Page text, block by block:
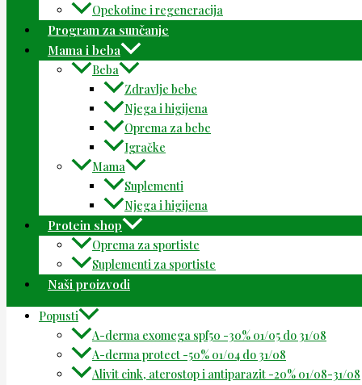
Opekotine i regeneracija
Program za sunčanje
Mama i beba
Beba
Zdravlje bebe
Njega i higijena
Oprema za bebe
Igračke
Mama
Suplementi
Njega i higijena
Protein shop
Oprema za sportiste
Suplementi za sportiste
Naši proizvodi
Popusti
A-derma exomega spf50 -30% 01/05 do 31/08
A-derma protect -50% 01/04 do 31/08
Alivit cink, aterostop i antiparazit -20% 01/08-31/08